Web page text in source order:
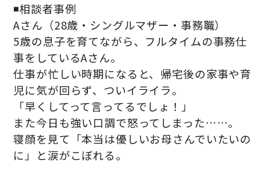
◾️相談者事例
Aさん（28歳・シングルマザー・事務職）
5歳の息子を育てながら、フルタイムの事務仕
事をしているAさん。
仕事が忙しい時期になると、帰宅後の家事や育
児に気が回らず、ついイライラ。
「早くしてって言ってるでしょ！」
また今日も強い口調で怒ってしまった……。
寝顔を見て「本当は優しいお母さんでいたいの
に」と涙がこぼれる。